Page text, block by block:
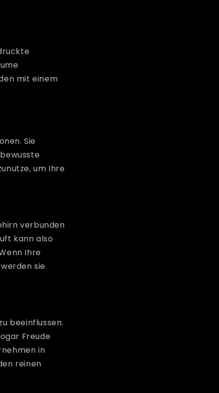
mit einem
Sie
um Ihre
verbunden
kann also
Ihre
sie
beeinflussen.
Freude
in
reinen